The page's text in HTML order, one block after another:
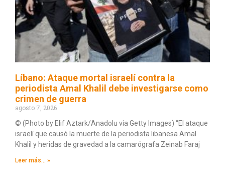
Líbano: Ataque mortal israelí contra la
periodista Amal Khalil debe investigarse como
crimen de guerra
agosto 7, 2026
© (Photo by Elif Aztark/Anadolu via Getty Images) “El ataque
israelí que causó la muerte de la periodista libanesa Amal
Khalil y heridas de gravedad a la camarógrafa Zeinab Faraj
Leer más... »